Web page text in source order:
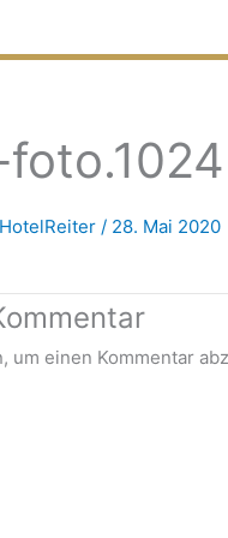
HotelReiter / 28. Mai 2020
um einen Kommentar